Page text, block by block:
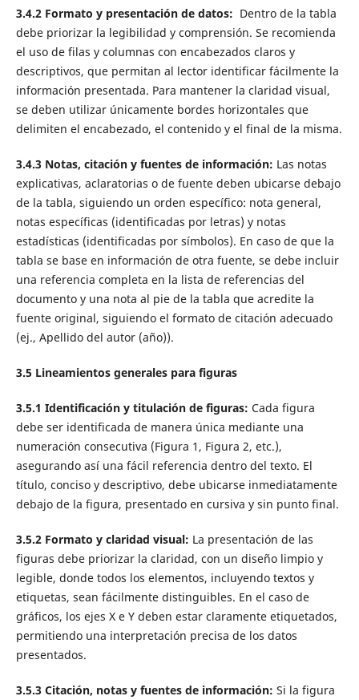
3.4.2 Formato y presentación de datos: Dentro de la tabla
debe priorizar la legibilidad y comprensión. Se recomienda
el uso de filas y columnas con encabezados claros y
descriptivos, que permitan al lector identificar fácilmente la
información presentada. Para mantener la claridad visual,
se deben utilizar únicamente bordes horizontales que
delimiten el encabezado, el contenido y el final de la misma.
3.4.3 Notas, citación y fuentes de información: Las notas
explicativas, aclaratorias o de fuente deben ubicarse debajo
de la tabla, siguiendo un orden específico: nota general,
notas específicas (identificadas por letras) y notas
estadísticas (identificadas por símbolos). En caso de que la
tabla se base en información de otra fuente, se debe incluir
una referencia completa en la lista de referencias del
documento y una nota al pie de la tabla que acredite la
fuente original, siguiendo el formato de citación adecuado
(ej., Apellido del autor (año)).
3.5 Lineamientos generales para figuras
3.5.1 Identificación y titulación de figuras: Cada figura
debe ser identificada de manera única mediante una
numeración consecutiva (Figura 1, Figura 2, etc.),
asegurando así una fácil referencia dentro del texto. El
título, conciso y descriptivo, debe ubicarse inmediatamente
debajo de la figura, presentado en cursiva y sin punto final.
3.5.2 Formato y claridad visual: La presentación de las
figuras debe priorizar la claridad, con un diseño limpio y
legible, donde todos los elementos, incluyendo textos y
etiquetas, sean fácilmente distinguibles. En el caso de
gráficos, los ejes X e Y deben estar claramente etiquetados,
permitiendo una interpretación precisa de los datos
presentados.
3.5.3 Citación, notas y fuentes de información: Si la figura